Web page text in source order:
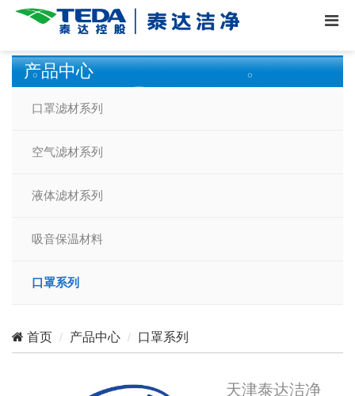
产品中心
口罩滤材系列
空气滤材系列
液体滤材系列
吸音保温材料
口罩系列
首页 产品中心 口罩系列
天津泰达洁净